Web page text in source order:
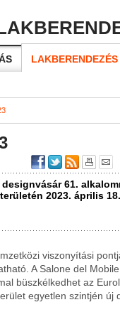
LAKBERENDEZÉS
61.
2023. április
viszonyítási
A Salone del
büszkélkedhet az
egyetlen szintjén új